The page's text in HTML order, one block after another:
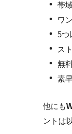
帯
ワ
5つ
ス
無
素
他にも
ントは